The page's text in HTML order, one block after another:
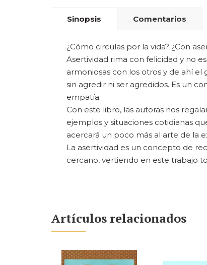
Sinopsis Comentarios
¿Cómo circulas por la vida? ¿Con
Asertividad rima con felicidad y no
armoniosas con los otros y de ahí
sin agredir ni ser agredidos. Es un
empatía.
Con este libro, las autoras nos
ejemplos y situaciones cotidianas
acercará un poco más al arte de la
La asertividad es un concepto de
cercano, vertiendo en este trabajo
Artículos relacionados